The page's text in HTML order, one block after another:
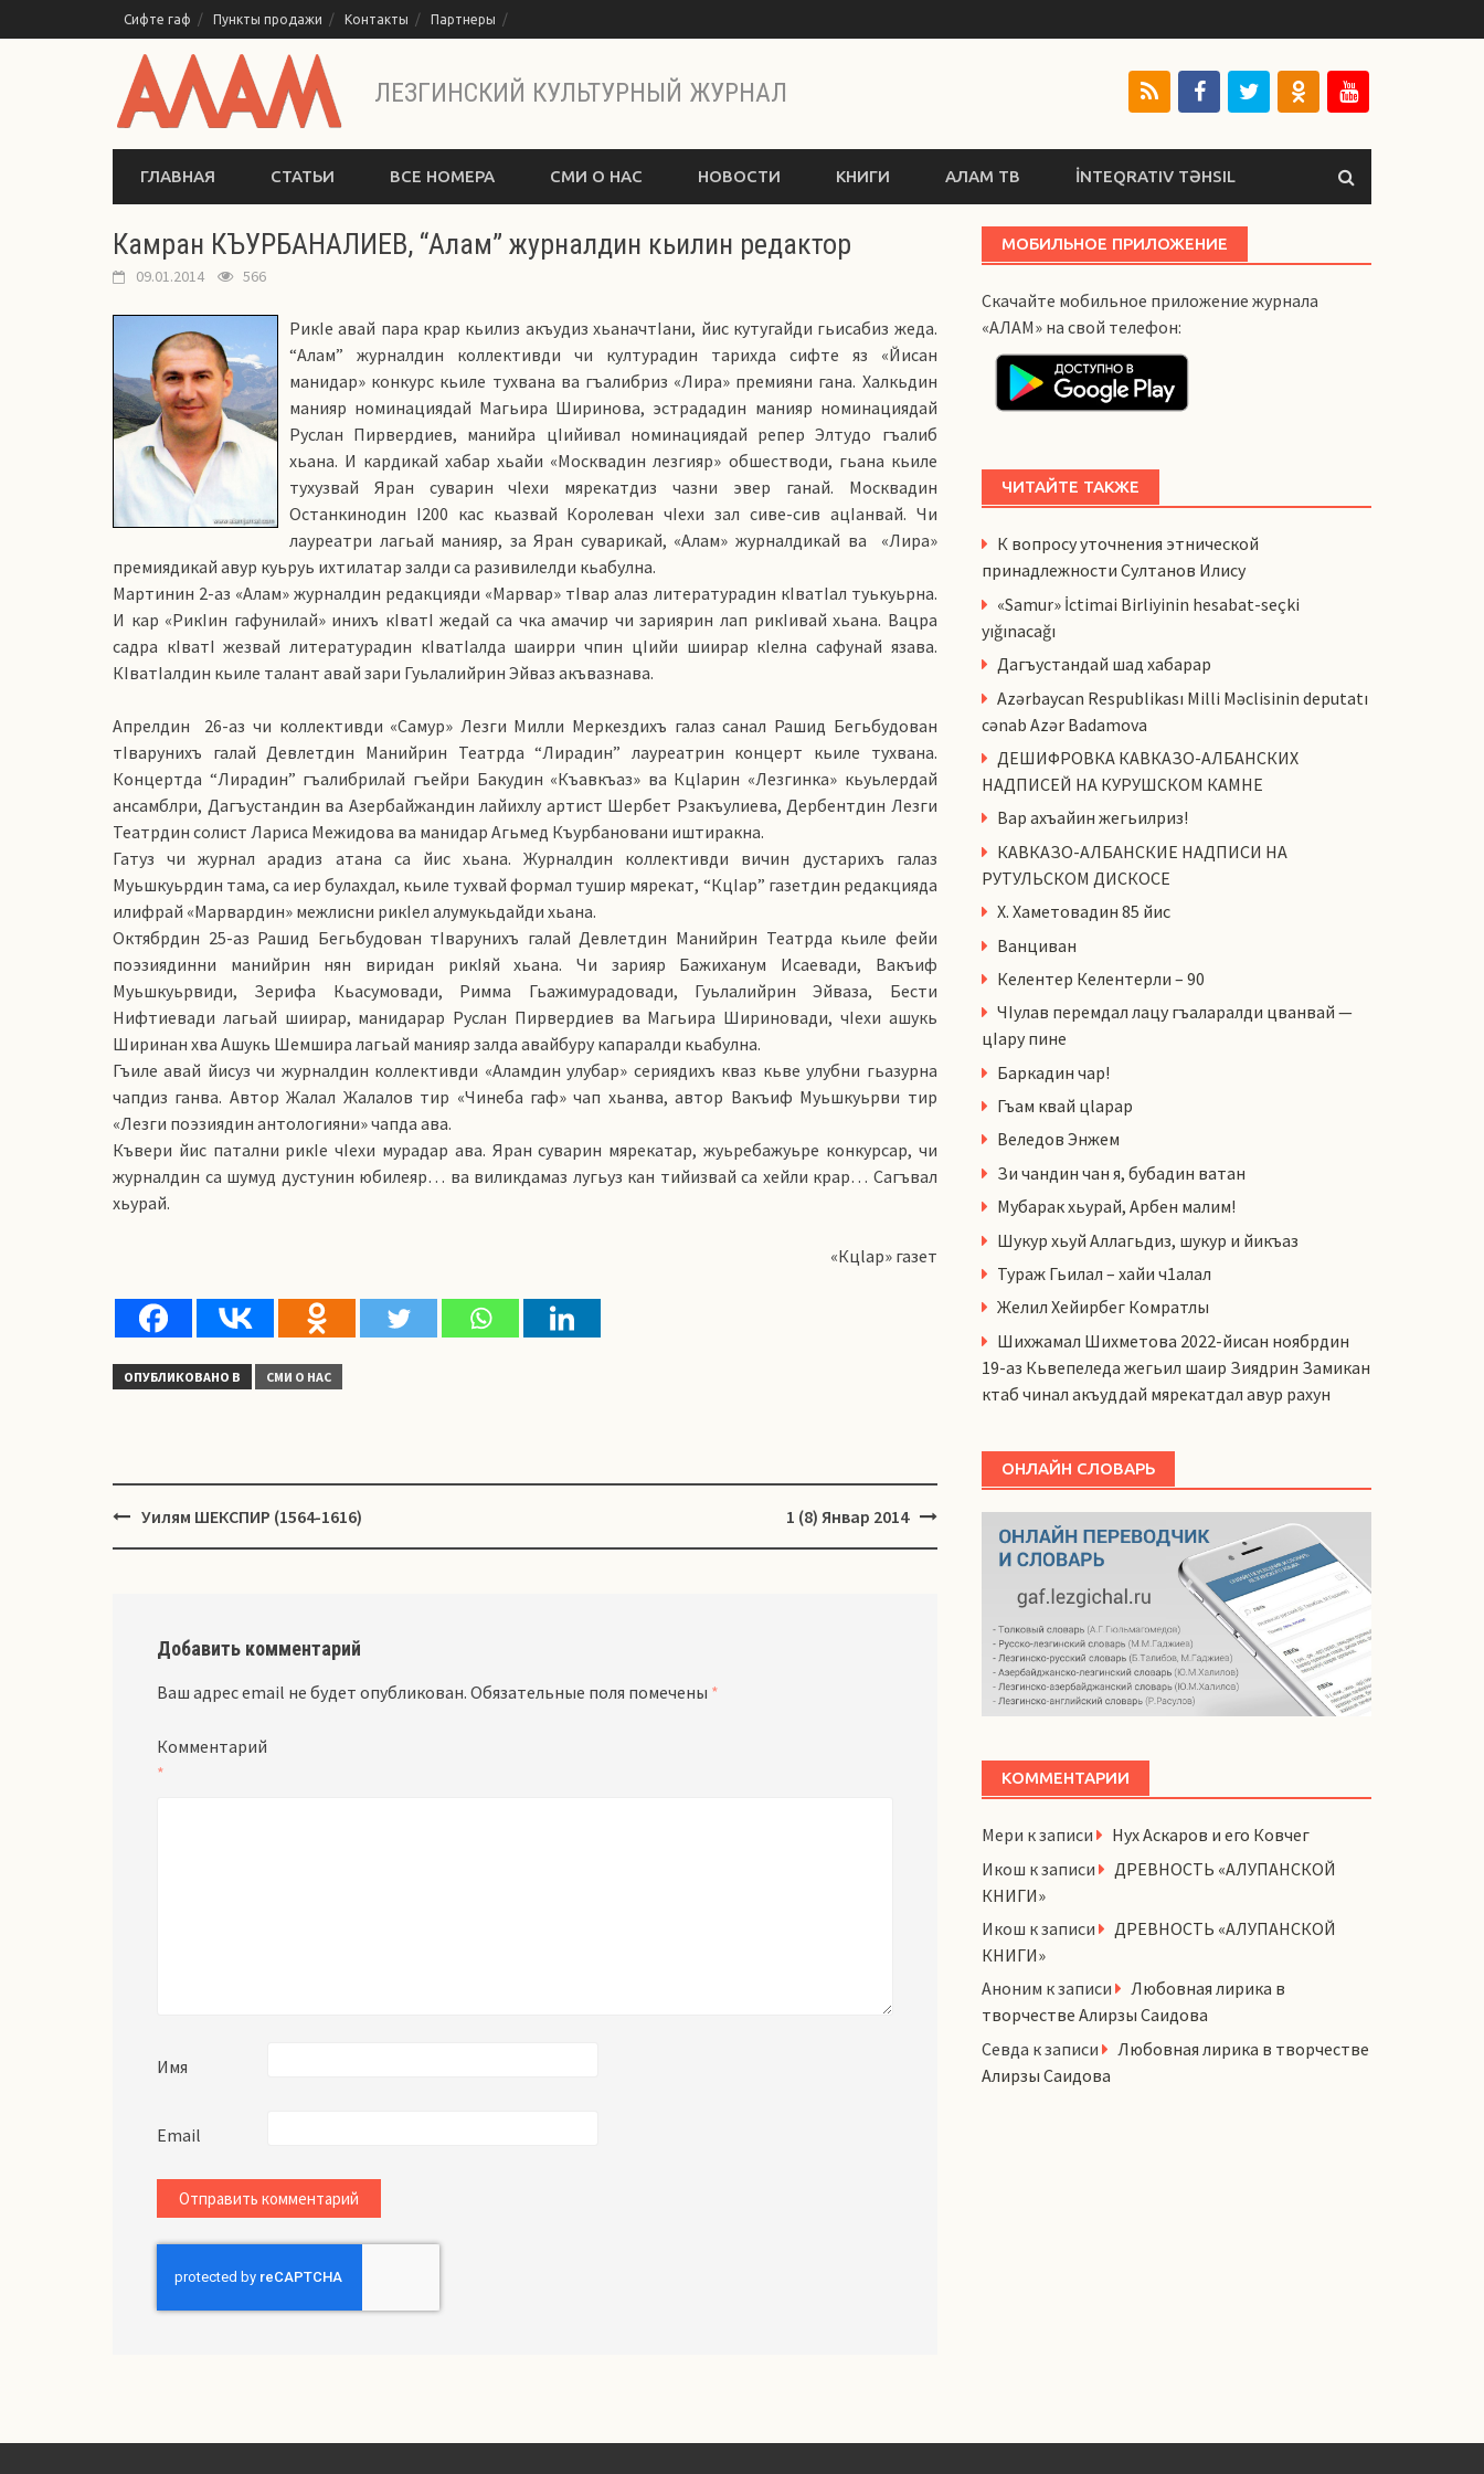
к
Сифте гаф Пункты продажи Контакты Партнеры
ЛЕЗГИНСКИЙ КУЛЬТУРНЫЙ ЖУРНАЛ
ГЛАВНАЯ СТАТЬИ ВСЕ НОМЕРА СМИ О НАС НОВОСТИ КНИГИ АЛАМ ТВ İNTEQRATIV TƏHSIL
Камран КЪУРБАНАЛИЕВ, “Алам” журналдин кьилин редактор
09.01.2014 566
РикIе авай пара крар кьилиз акъудиз хьаначтIани, йис кутугайди гьисабиз жеда.
“Алам” журналдин коллективди чи културадин тарихда сифте яз «Йисан
манидар» конкурс кьиле тухвана ва гъалибриз «Лира» премияни гана. Халкьдин
манияр номинациядай Магьира Ширинова, эстрададин манияр номинациядай
Руслан Пирвердиев, манийра цIийивал номинациядай репер Элтудо гъалиб
хьана. И кардикай хабар хьайи «Москвадин лезгияр» обшестводи, гьана кьиле
тухузвай Яран суварин чIехи мярекатдиз чазни эвер ганай. Москвадин
Останкинодин I200 кас кьазвай Королеван чIехи зал сиве-сив ацIанвай. Чи
лауреатри лагьай манияр, за Яран суварикай, «Алам» журналдикай ва «Лира»
премиядикай авур куьруь ихтилатар залди са разивилелди кьабулна.
Мартинин 2-аз «Алам» журналдин редакцияди «Марвар» тIвар алаз литературадин кIватIал туькуьрна.
И кар «РикIин гафунилай» инихъ кIватI жедай са чка амачир чи зариярин лап рикIивай хьана. Вацра
садра кIватI жезвай литературадин кIватIалда шаирри чпин цIийи шиирар кIелна сафунай язава.
КIватIалдин кьиле талант авай зари Гуьлалийрин Эйваз акъвазнава.
Апрелдин 26-аз чи коллективди «Самур» Лезги Милли Меркездихъ галаз санал Рашид Бегьбудован
тIварунихъ галай Девлетдин Манийрин Театрда “Лирадин” лауреатрин концерт кьиле тухвана.
Концертда “Лирадин” гъалибрилай гъейри Бакудин «Къавкъаз» ва КцIарин «Лезгинка» кьуьлердай
ансамблри, Дагъустандин ва Азербайжандин лайихлу артист Шербет Рзакъулиева, Дербентдин Лезги
Театрдин солист Лариса Межидова ва манидар Агьмед Къурбановани иштиракна.
Гатуз чи журнал арадиз атана са йис хьана. Журналдин коллективди вичин дустарихъ галаз
Муьшкуьрдин тама, са иер булахдал, кьиле тухвай формал тушир мярекат, “КцIар” газетдин редакцияда
илифрай «Марвардин» межлисни рикIел алумукьдайди хьана.
Октябрдин 25-аз Рашид Бегьбудован тIварунихъ галай Девлетдин Манийрин Театрда кьиле фейи
поэзиядинни манийрин нян виридан рикIяй хьана. Чи зарияр Бажиханум Исаевади, Вакъиф
Муьшкуьрвиди, Зерифа Кьасумовади, Римма Гьажимурадовади, Гуьлалийрин Эйваза, Бести
Нифтиевади лагьай шиирар, манидарар Руслан Пирвердиев ва Магьира Шириновади, чIехи ашукь
Ширинан хва Ашукь Шемшира лагьай манияр залда авайбуру капаралди кьабулна.
Гъиле авай йисуз чи журналдин коллективди «Аламдин улубар» сериядихъ кваз кьве улубни гьазурна
чапдиз ганва. Автор Жалал Жалалов тир «Чинеба гаф» чап хьанва, автор Вакъиф Муьшкуьрви тир
«Лезги поэзиядин антологияни» чапда ава.
Къвери йис патални рикIе чIехи мурадар ава. Яран суварин мярекатар, жуьребажуьре конкурсар, чи
журналдин са шумуд дустунин юбилеяр… ва виликдамаз лугьуз кан тийизвай са хейли крар… Сагъвал
хьурай.
«Кцlар» газет
ОПУБЛИКОВАНО В СМИ О НАС
Навигация
Уилям ШЕКСПИР (1564-1616) 1 (8) Январ 2014
Добавить комментарий
Ваш адрес email не будет опубликован. Обязательные поля помечены *
Комментарий
*
Имя
Email
МОБИЛЬНОЕ ПРИЛОЖЕНИЕ
Скачайте мобильное приложение журнала
«АЛАМ» на свой телефон:
ЧИТАЙТЕ ТАКЖЕ
К вопросу уточнения этнической
принадлежности Султанов Илису
«Samur» İctimai Birliyinin hesabat-seçki
yığınacağı
Дагъустандай шад хабарар
Azərbaycan Respublikası Milli Məclisinin deputatı
cənab Azər Badamova
ДЕШИФРОВКА КАВКАЗО-АЛБАНСКИХ
НАДПИСЕЙ НА КУРУШСКОМ КАМНЕ
Вар ахъайин жегьилриз!
КАВКАЗО-АЛБАНСКИЕ НАДПИСИ НА
РУТУЛЬСКОМ ДИСКОСЕ
Х. Хаметовадин 85 йис
Ванциван
Келентер Келентерли – 90
ЧIулав перемдал лацу гъаларалди цванвай —
цIару пине
Баркадин чар!
Гъам квай цlарар
Веледов Энжем
Зи чандин чан я, бубадин ватан
Мубарак хьурай, Арбен малим!
Шукур хьуй Аллагьдиз, шукур и йикъаз
Тураж Гьилал – хайи ч1алал
Желил Хейирбег Комратлы
Шихжамал Шихметова 2022-йисан ноябрдин
19-аз Кьвепеледа жегьил шаир Зиядрин Замикан
ктаб чинал акъуддай мярекатдал авур рахун
ОНЛАЙН СЛОВАРЬ
КОММЕНТАРИИ
Мери к записи
Нух Аскаров и его Ковчег
Икош к записи
ДРЕВНОСТЬ «АЛУПАНСКОЙ
КНИГИ»
Икош к записи
ДРЕВНОСТЬ «АЛУПАНСКОЙ
КНИГИ»
Аноним к записи
Любовная лирика в
творчестве Алирзы Саидова
Севда к записи
Любовная лирика в творчестве
Алирзы Саидова